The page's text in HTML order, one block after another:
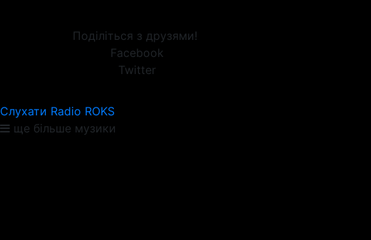
Поділіться з друзями!
Facebook
Twitter
Слухати Radio ROKS
ще більше музики